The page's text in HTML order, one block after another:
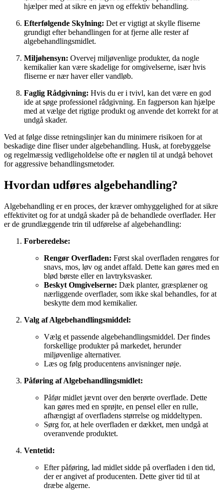
hjælper med at sikre en jævn og effektiv behandling.
Efterfølgende Skylning: Det er vigtigt at skylle fliserne
grundigt efter behandlingen for at fjerne alle rester af
algebehandlingsmidlet.
Miljøhensyn: Overvej miljøvenlige produkter, da nogle
kemikalier kan være skadelige for omgivelserne, især hvis
fliserne er nær haver eller vandløb.
Faglig Rådgivning: Hvis du er i tvivl, kan det være en god
ide at søge professionel rådgivning. En fagperson kan hjælpe
med at vælge det rigtige produkt og anvende det korrekt for at
undgå skader.
Ved at følge disse retningslinjer kan du minimere risikoen for at
beskadige dine fliser under algebehandling. Husk, at forebyggelse
og regelmæssig vedligeholdelse ofte er nøglen til at undgå behovet
for aggressive behandlingsmetoder.
Hvordan udføres algebehandling?
Algebehandling er en proces, der kræver omhyggelighed for at sikre
effektivitet og for at undgå skader på de behandlede overflader. Her
er de grundlæggende trin til udførelse af algebehandling:
Forberedelse:
Rengør Overfladen: Først skal overfladen rengøres for
snavs, mos, løv og andet affald. Dette kan gøres med en
blød børste eller en lavtryksvasker.
Beskyt Omgivelserne: Dæk planter, græsplæner og
nærliggende overflader, som ikke skal behandles, for at
beskytte dem mod kemikalier.
Valg af Algebehandlingsmiddel:
Vælg et passende algebehandlingsmiddel. Der findes
forskellige produkter på markedet, herunder
miljøvenlige alternativer.
Læs og følg producentens anvisninger nøje.
Påføring af Algebehandlingsmidlet:
Påfør midlet jævnt over den berørte overflade. Dette
kan gøres med en sprøjte, en pensel eller en rulle,
afhængigt af overfladens størrelse og middeltypen.
Sørg for, at hele overfladen er dækket, men undgå at
overanvende produktet.
Ventetid:
Efter påføring, lad midlet sidde på overfladen i den tid,
der er angivet af producenten. Dette giver tid til at
dræbe algerne.